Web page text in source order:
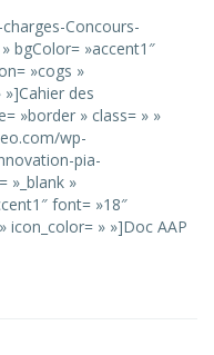
Concours-
bgColor= »accent1″
»cogs »
des
»border » class= » »
wp-
pia-
»_blank »
font= »18″
icon_color= » »]Doc AAP